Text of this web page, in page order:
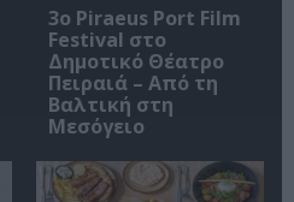
3o Piraeus Port Film
Festival στο
Δημοτικό Θέατρο
Πειραιά – Από τη
Βαλτική στη
Μεσόγειο